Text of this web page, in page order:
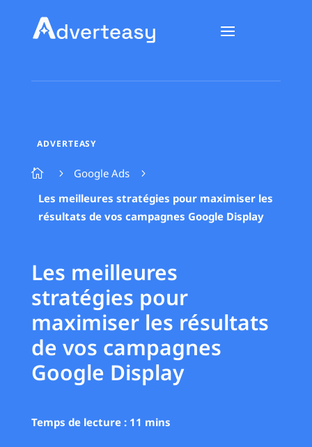
ADVERTEASY
 5 Google Ads 5
Les meilleures stratégies pour maximiser les
résultats de vos campagnes Google Display
Les meilleures
stratégies pour
maximiser les résultats
de vos campagnes
Google Display